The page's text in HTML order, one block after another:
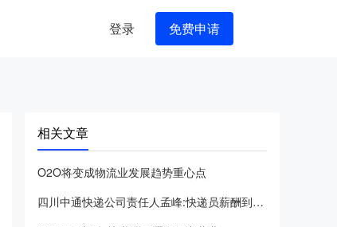
登录 免费申请
相关文章
O2O将变成物流业发展趋势重心点
四川中通快递公司责任人孟峰:快递员薪酬到底有多少?